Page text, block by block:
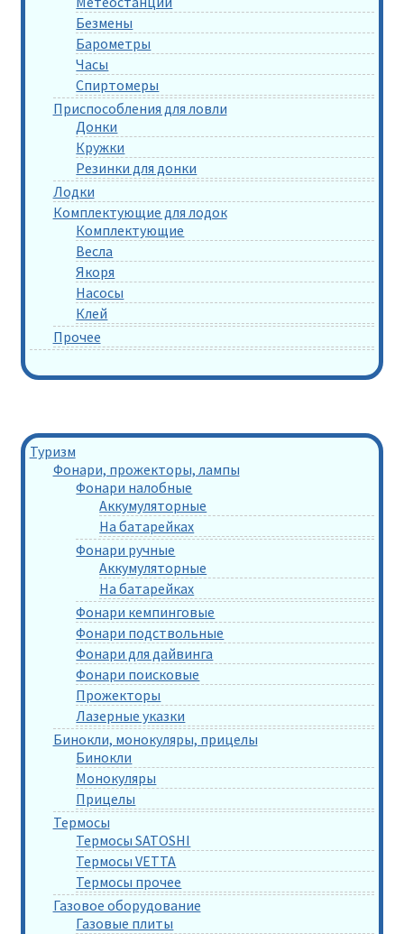
Безмены
Барометры
Часы
Спиртомеры
Приспособления для ловли
Донки
Кружки
Резинки для донки
Лодки
Комплектующие для лодок
Комплектующие
Весла
Якоря
Насосы
Клей
Прочее
Туризм
Фонари, прожекторы, лампы
Фонари налобные
Аккумуляторные
На батарейках
Фонари ручные
Аккумуляторные
На батарейках
Фонари кемпинговые
Фонари подствольные
Фонари для дайвинга
Фонари поисковые
Прожекторы
Лазерные указки
Бинокли, монокуляры, прицелы
Бинокли
Монокуляры
Прицелы
Термосы
Термосы SATOSHI
Термосы VETTA
Термосы прочее
Газовое оборудование
Газовые плиты